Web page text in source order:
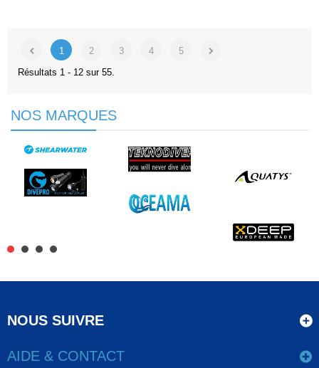
1 2 3 4
5
Résultats 1 - 12 sur 55.
NOS MARQUES
NOUS SUIVRE
AIDE & CONTACT